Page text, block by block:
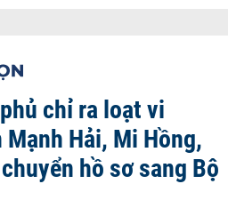
chỉ ra loạt vi
Hải, Mi Hồng,
hồ sơ sang Bộ